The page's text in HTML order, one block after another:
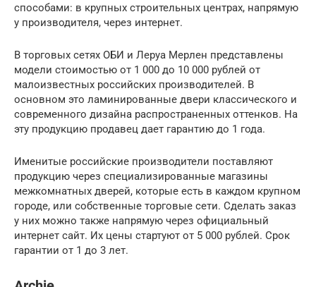
способами: в крупных строительных центрах, напрямую
у производителя, через интернет.
В торговых сетях ОБИ и Леруа Мерлен представлены
модели стоимостью от 1 000 до 10 000 рублей от
малоизвестных российских производителей. В
основном это ламинированные двери классического и
современного дизайна распространенных оттенков. На
эту продукцию продавец дает гарантию до 1 года.
Именитые российские производители поставляют
продукцию через специализированные магазины
межкомнатных дверей, которые есть в каждом крупном
городе, или собственные торговые сети. Сделать заказ
у них можно также напрямую через официальный
интернет сайт. Их цены стартуют от 5 000 рублей. Срок
гарантии от 1 до 3 лет.